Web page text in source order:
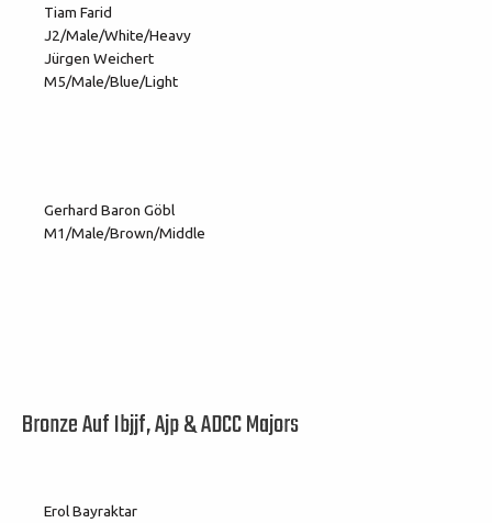
Tiam Farid
J2/Male/White/Heavy
Jürgen Weichert
M5/Male/Blue/Light
Gerhard Baron Göbl
M1/Male/Brown/Middle
Bronze Auf Ibjjf, Ajp & ADCC Majors
Erol Bayraktar